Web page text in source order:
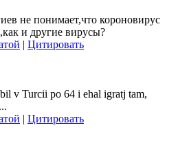
не понимает,что короновирус
и другие вирусы?
| Цитировать
v Turcii po 64 i ehal igratj tam,
| Цитировать